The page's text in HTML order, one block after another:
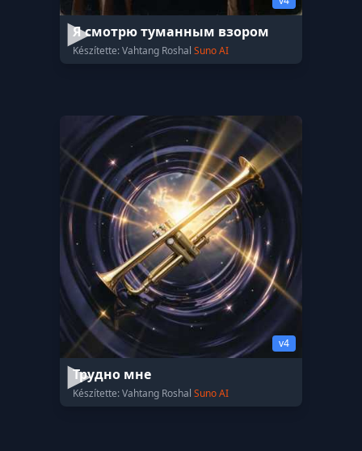
Я смотрю туманным взором
Készítette: Vahtang Roshal Suno AI
v4
Трудно мне
Készítette: Vahtang Roshal Suno AI